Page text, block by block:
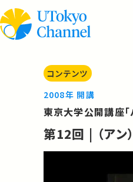
コンテンツ
2008年 開講
東京大学公開講座「
第12回 | （アン